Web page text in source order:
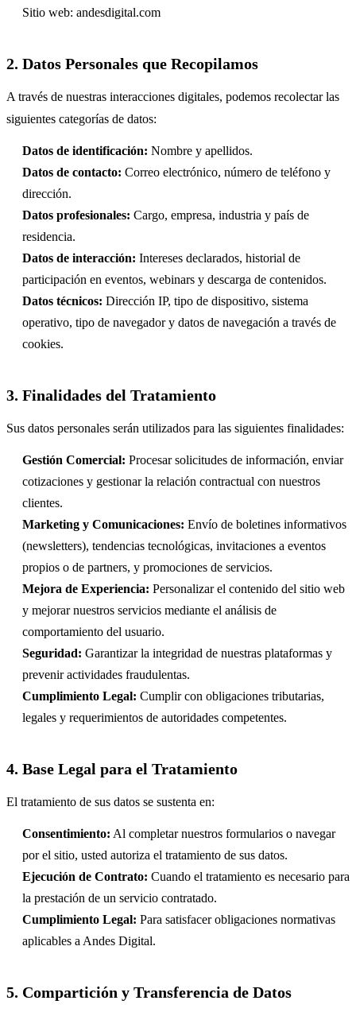
Sitio web: andesdigital.com
2. Datos Personales que Recopilamos
A través de nuestras interacciones digitales, podemos recolectar las
siguientes categorías de datos:
Datos de identificación: Nombre y apellidos.
Datos de contacto: Correo electrónico, número de teléfono y
dirección.
Datos profesionales: Cargo, empresa, industria y país de
residencia.
Datos de interacción: Intereses declarados, historial de
participación en eventos, webinars y descarga de contenidos.
Datos técnicos: Dirección IP, tipo de dispositivo, sistema
operativo, tipo de navegador y datos de navegación a través de
cookies.
3. Finalidades del Tratamiento
Sus datos personales serán utilizados para las siguientes finalidades:
Gestión Comercial: Procesar solicitudes de información, enviar
cotizaciones y gestionar la relación contractual con nuestros
clientes.
Marketing y Comunicaciones: Envío de boletines informativos
(newsletters), tendencias tecnológicas, invitaciones a eventos
propios o de partners, y promociones de servicios.
Mejora de Experiencia: Personalizar el contenido del sitio web
y mejorar nuestros servicios mediante el análisis de
comportamiento del usuario.
Seguridad: Garantizar la integridad de nuestras plataformas y
prevenir actividades fraudulentas.
Cumplimiento Legal: Cumplir con obligaciones tributarias,
legales y requerimientos de autoridades competentes.
4. Base Legal para el Tratamiento
El tratamiento de sus datos se sustenta en:
Consentimiento: Al completar nuestros formularios o navegar
por el sitio, usted autoriza el tratamiento de sus datos.
Ejecución de Contrato: Cuando el tratamiento es necesario para
la prestación de un servicio contratado.
Cumplimiento Legal: Para satisfacer obligaciones normativas
aplicables a Andes Digital.
5. Compartición y Transferencia de Datos